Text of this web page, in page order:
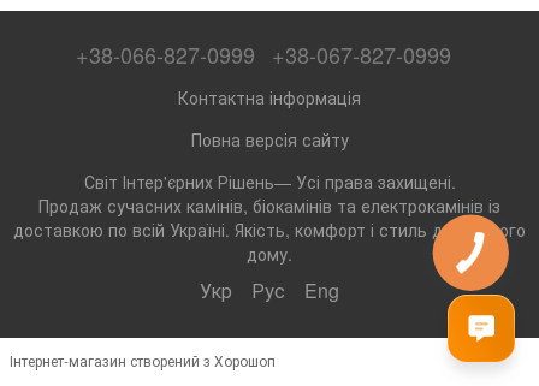
+38-066-827-0999 +38-067-827-0999
Контактна інформація
Повна версія сайту
Світ Інтер'єрних Рішень— Усі права захищені.
Продаж сучасних камінів, біокамінів та електрокамінів із
доставкою по всій Україні. Якість, комфорт і стиль для вашого
дому.
Укр Рус Eng
Інтернет-магазин створений з Хорошоп